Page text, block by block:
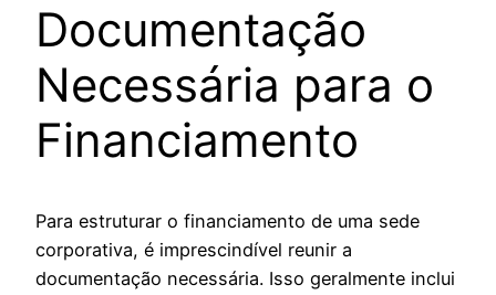
Documentação
Necessária para o
Financiamento
Para estruturar o financiamento de uma sede
corporativa, é imprescindível reunir a
documentação necessária. Isso geralmente inclui